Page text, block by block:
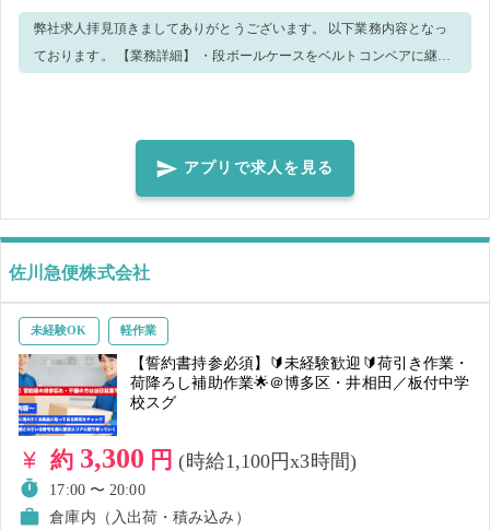
弊社求人拝見頂きましてありがとうございます。 以下業務内容となっ
ております。 【業務詳細】 ・段ボールケースをベルトコンベアに継続
㎏～３０㎏の商品となっておりますので力仕事難しい方はご応募遠慮
くださいませ。 商品としては ※日用品や生活用品、医療品、日用雑貨
商品、お菓子、食品 ・・・など ・その他倉庫内作業 ※添付資料にもご
ざいますが、状況に応じて倉庫内での他業務もお願いする可能性ござ
います。 ※当求人につきまして 20㎏以上のものを継続的に扱うため、
男性限定の求人となります。（労働基準法、女性労働基準規則及び厚
生労働省告示の基づく）
アプリで求人を見る
佐川急便株式会社
未経験OK 軽作業
【誓約書持参必須】🔰未経験歓迎🔰荷引き作業・
荷降ろし補助作業🌟＠博多区・井相田／板付中学
校スグ
約 3,300 円(時給1,100円x3時間)
17:00 〜 20:00
倉庫内（入出荷・積み込み）